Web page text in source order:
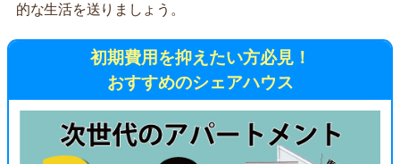
的な生活を送りましょう。
初期費用を抑えたい方必見！
おすすめのシェアハウス